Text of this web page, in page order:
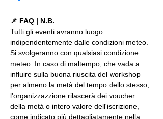
📌 FAQ | N.B.
Tutti gli eventi avranno luogo
indipendentemente dalle condizioni meteo.
Si svolgeranno con qualsiasi condizione
meteo. In caso di maltempo, che vada a
influire sulla buona riuscita del workshop
per almeno la metà del tempo dello stesso,
l'organizzazzione rilascerà dei voucher
della metà o intero valore dell'iscrizione,
come indicato più dettagliatamente nella